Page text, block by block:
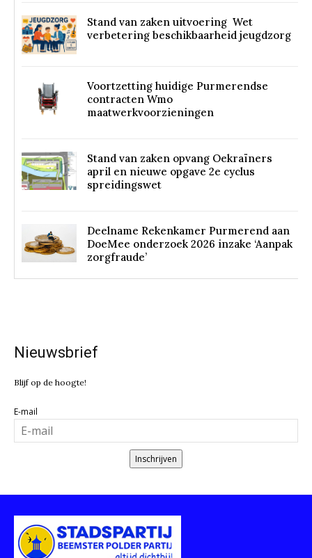
Stand van zaken uitvoering Wet
verbetering beschikbaarheid jeugdzorg
Voortzetting huidige Purmerendse
contracten Wmo
maatwerkvoorzieningen
Stand van zaken opvang Oekraïners
april en nieuwe opgave 2e cyclus
spreidingswet
Deelname Rekenkamer Purmerend aan
DoeMee onderzoek 2026 inzake ‘Aanpak
zorgfraude’
Nieuwsbrief
Blijf op de hoogte!
E-mail
Inschrijven